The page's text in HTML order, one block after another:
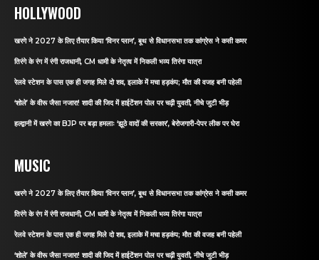
HOLLYWOOD
खरगे ने 2027 के लिए तैयार किया ‘विनर प्लान’, बूथ से विधानसभा तक कांग्रेस ने कसी कमर
तिरंगे के रंग में रंगी राजधानी, CM धामी के नेतृत्व में निकली भव्य तिरंगा यात्रा
रेलवे स्टेशन के पास एक ही जगह मिले दो शव, इलाके में मचा हड़कंप; मौत की वजह बनी पहेली
‘शोले’ के वीरू जैसा नजारा! शादी की जिद में हाईटेंशन पोल पर चढ़ी युवती, नीचे जुटी भीड़
हल्द्वानी में खरगे का BJP पर बड़ा हमलाः ‘झूठे वादों की सरकार’, बेरोजगारी-पेपर लीक पर घेरा
MUSIC
खरगे ने 2027 के लिए तैयार किया ‘विनर प्लान’, बूथ से विधानसभा तक कांग्रेस ने कसी कमर
तिरंगे के रंग में रंगी राजधानी, CM धामी के नेतृत्व में निकली भव्य तिरंगा यात्रा
रेलवे स्टेशन के पास एक ही जगह मिले दो शव, इलाके में मचा हड़कंप; मौत की वजह बनी पहेली
‘शोले’ के वीरू जैसा नजारा! शादी की जिद में हाईटेंशन पोल पर चढ़ी युवती, नीचे जुटी भीड़